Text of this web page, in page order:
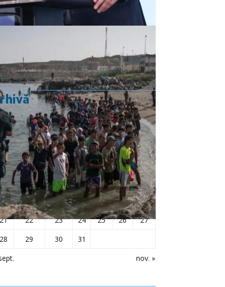
»
Rezultat:
octombrie 2019
L Ma Mi J V S D
nov. »
1 2 3 4 5
6
7
8 9 10 11 12
13
15 16 17 18 19
20
22 23 24 25 26
27
28
29 30 31